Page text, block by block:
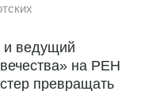
ведущий
на РЕН
превращать